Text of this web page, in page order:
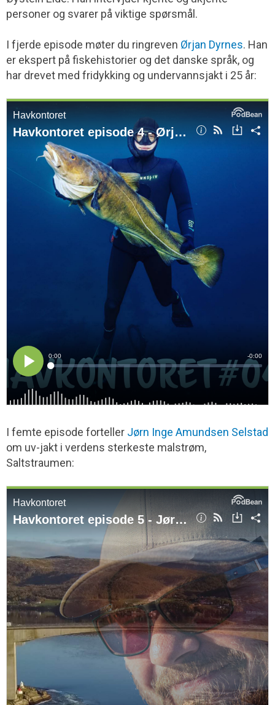
personer og svarer på viktige spørsmål.
I fjerde episode møter du ringreven Ørjan Dyrnes. Han
er ekspert på fiskehistorier og det danske språk, og
har drevet med fridykking og undervannsjakt i 25 år:
I femte episode forteller Jørn Inge Amundsen Selstad
om uv-jakt i verdens sterkeste malstrøm,
Saltstraumen: